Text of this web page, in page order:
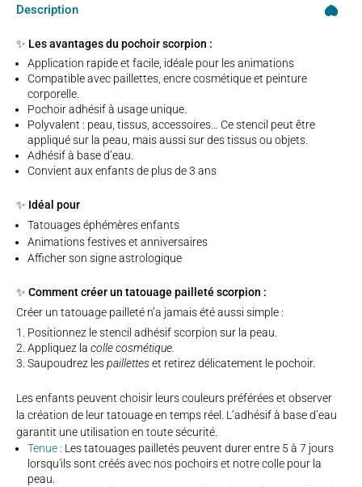
Description
✨ Les avantages du pochoir scorpion :
Application rapide et facile, idéale pour les animations
Compatible avec paillettes, encre cosmétique et peinture
corporelle.
Pochoir adhésif à usage unique.
Polyvalent : peau, tissus, accessoires… Ce stencil peut être
appliqué sur la peau, mais aussi sur des tissus ou objets.
Adhésif à base d’eau.
Convient aux enfants de plus de 3 ans
✨ Idéal pour
Tatouages éphémères enfants
Animations festives et anniversaires
Afficher son signe astrologique
✨ Comment créer un tatouage pailleté scorpion :
Créer un tatouage pailleté n’a jamais été aussi simple :
Positionnez le stencil adhésif scorpion sur la peau.
Appliquez la colle cosmétique.
Saupoudrez lespailletteset retirez délicatement le pochoir.
Les enfants peuvent choisir leurs couleurs préférées et observer
la création de leur tatouage en temps réel. L’adhésif à base d’eau
garantit une utilisation en toute sécurité.
Tenue : Les tatouages pailletés peuvent durer entre 5 à 7 jours
lorsqu'ils sont créés avec nos pochoirs et notre colle pour la
peau.